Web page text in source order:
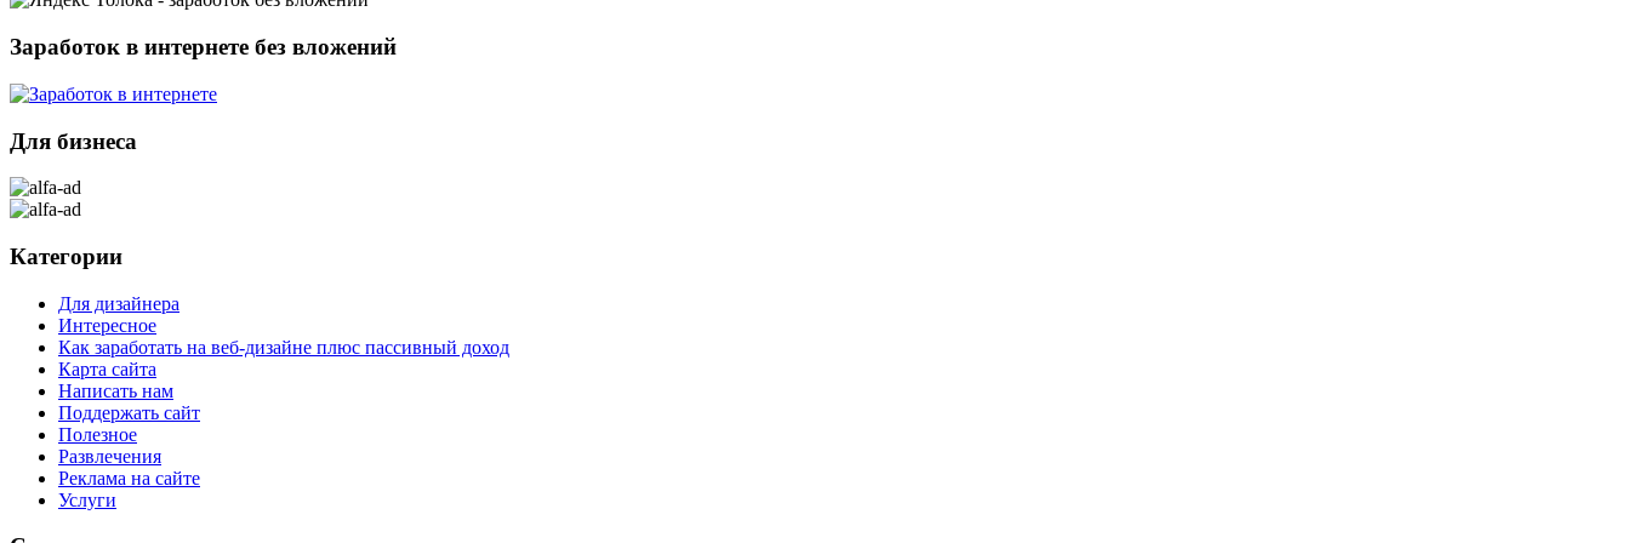
Встреча с прошлым
Однажды на улице я
встретила его. Это был
Читать далее ...
Заработок в интернете без вложений
Для бизнеса
Категории
Для дизайнера
Интересное
Как заработать на веб-дизайне плюс пассивный доход
Карта сайта
Написать нам
Поддержать сайт
Полезное
Развлечения
Реклама на сайте
Услуги